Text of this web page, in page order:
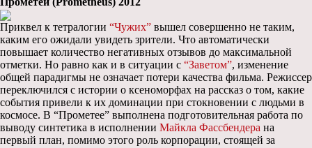
Приквел к тетралогии “Чужих” вышел совершенно не таким,
каким его ожидали увидеть зрители. Что автоматически
повышает количество негативных отзывов до максимальной
отметки. Но равно как и в ситуации с “Заветом”, изменение
общей парадигмы не означает потери качества фильма. Режиссер
переключился с истории о ксеноморфах на рассказ о том, какие
события привели к их доминации при стокновении с людьми в
космосе. В “Прометее” выполнена подготовительная работа по
выводу синтетика в исполнении Майкла Фассбендера на
первый план, помимо этого роль корпорации, стоящей за